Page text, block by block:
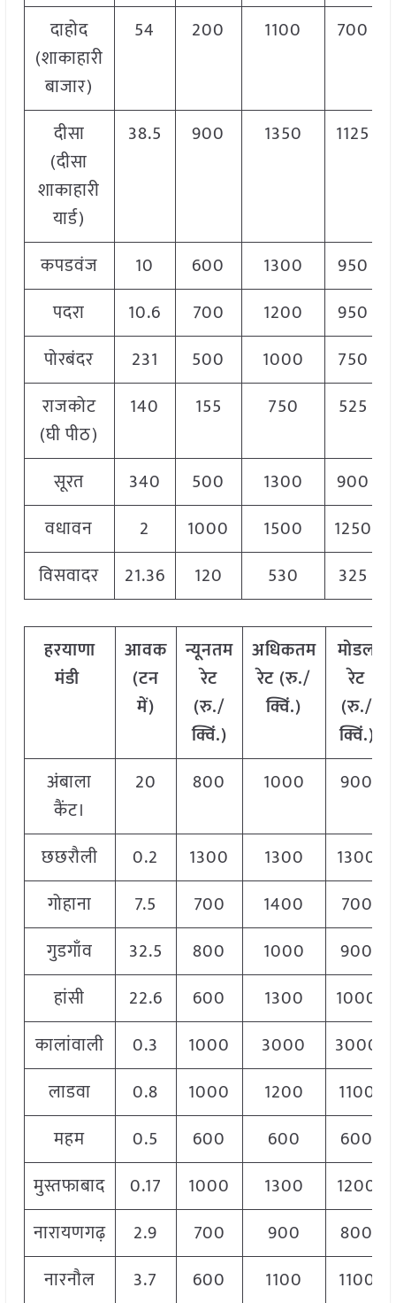
दाहोद
(शाकाहारी
बाजार)
54 200 1100 700
दीसा
(दीसा
शाकाहारी
यार्ड)
38.5 900 1350 1125
कपडवंज 10 600 1300
950
पदरा
10.6 700 1200
950
पोरबंदर
231 500 1000
750
राजकोट
(घी पीठ)
140 155 750 525
सूरत 340 500 1300
900
वधावन
2 1000 1500
1250
विसवादर
21.36 120 530 325
हरयाणा
मंडी
आवक
(टन
में)
न्यूनतम
रेट
(रु./
क्विं.)
अधिकतम
रेट (रु./
क्विं.)
मोडल
रेट
(रु./
क्विं.)
अंबाला
कैंट।
20 800 1000 900
छछरौली 0.2 1300 1300
1300
गोहाना
7.5 700 1400
700
गुडगाँव
32.5 800 1000
900
हांसी
22.6 600 1300
1000
कालांवाली
0.3 1000 3000
3000
लाडवा
0.8 1000 1200
1100
महम
0.5 600 600
600
मुस्तफाबाद
0.17 1000 1300
1200
नारायणगढ़
2.9 700 900
800
नारनौल
3.7 600 1100 1100